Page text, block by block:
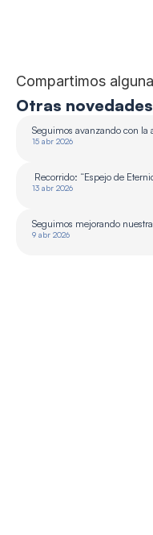
Otras novedades
Seguimos avanzando con
15 abr 2026
Recorrido: “Espejo de
13 abr 2026
Seguimos mejorando
9 abr 2026
Compartimos